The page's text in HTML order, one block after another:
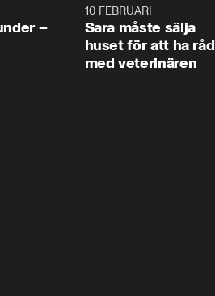
–
10 FEBRUARI
Sara måste sälja
huset för att ha råd
med veterinären